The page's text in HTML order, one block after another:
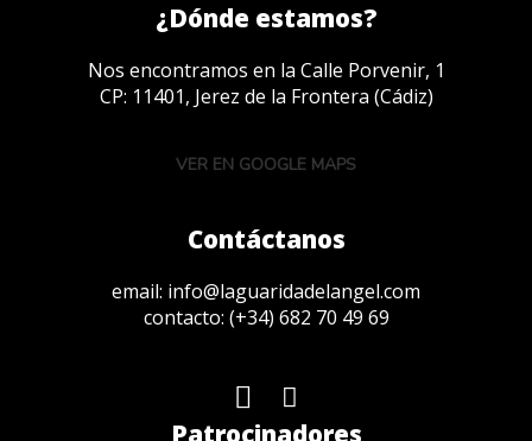
¿Dónde estamos?
Nos encontramos en la Calle Porvenir, 1
CP: 11401, Jerez de la Frontera (Cádiz)
VER EN GOOGLE MAPS
Contáctanos
email: info@laguaridadelangel.com
contacto: (+34) 682 70 49 69
Patrocinadores